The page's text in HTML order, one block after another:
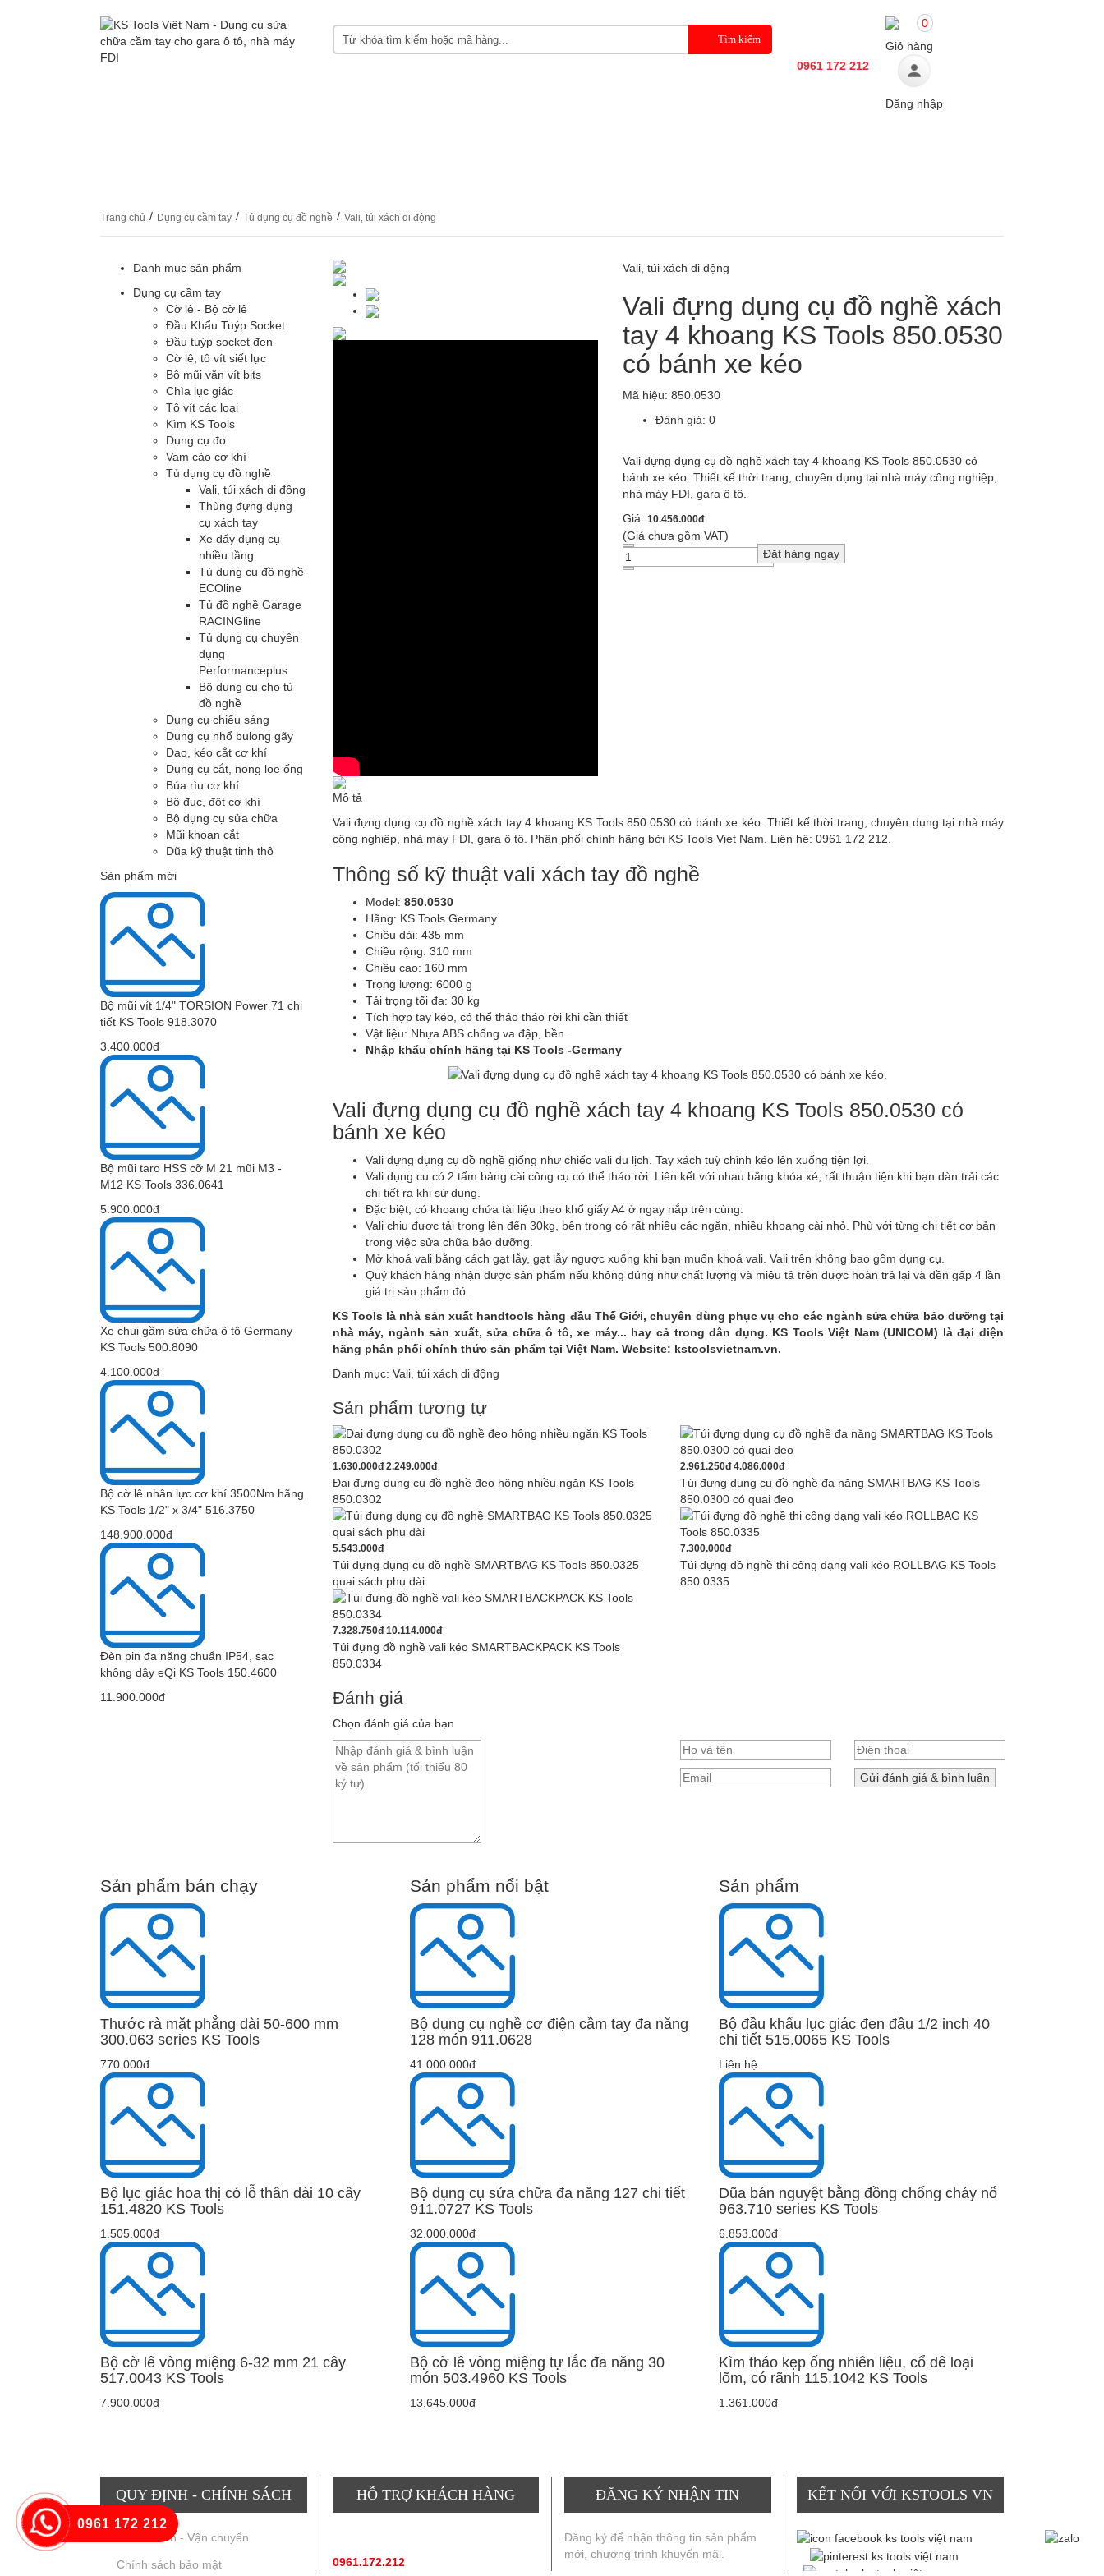
0961 172 212
0
Giỏ hàng
Đăng nhập
Trang chủ / Dụng cụ cầm tay / Tủ dụng cụ đồ nghề / Vali, túi xách di động
Danh mục sản phẩm
Dụng cụ cầm tay
Cờ lê - Bộ cờ lê
Đầu Khẩu Tuýp Socket
Đầu tuýp socket đen
Cờ lê, tô vít siết lực
Bộ mũi vặn vít bits
Chìa lục giác
Tô vít các loại
Kìm KS Tools
Dụng cụ đo
Vam cảo cơ khí
Tủ dụng cụ đồ nghề
Vali, túi xách di động
Thùng đựng dụng
cụ xách tay
Xe đẩy dụng cụ
nhiều tầng
Tủ dụng cụ đồ nghề
ECOline
Tủ đồ nghề Garage
RACINGline
Tủ dụng cụ chuyên
dụng
Performanceplus
Bộ dụng cụ cho tủ
đồ nghề
Dụng cụ chiếu sáng
Dụng cụ nhổ bulong gãy
Dao, kéo cắt cơ khí
Dụng cụ cắt, nong loe ống
Búa rìu cơ khí
Bộ đục, đột cơ khí
Bộ dụng cụ sửa chữa
Mũi khoan cắt
Dũa kỹ thuật tinh thô
Sản phẩm mới
Bộ mũi vít 1/4" TORSION Power 71 chi
tiết KS Tools 918.3070
3.400.000đ
Bộ mũi taro HSS cỡ M 21 mũi M3 -
M12 KS Tools 336.0641
5.900.000đ
Xe chui gầm sửa chữa ô tô Germany
KS Tools 500.8090
4.100.000đ
Bộ cờ lê nhân lực cơ khí 3500Nm hãng
KS Tools 1/2" x 3/4" 516.3750
148.900.000đ
Đèn pin đa năng chuẩn IP54, sạc
không dây eQi KS Tools 150.4600
11.900.000đ
Vali, túi xách di động
Vali đựng dụng cụ đồ nghề xách
tay 4 khoang KS Tools 850.0530
có bánh xe kéo
Mã hiệu: 850.0530
Đánh giá: 0
Vali đựng dụng cụ đồ nghề xách tay 4 khoang KS Tools 850.0530 có
bánh xe kéo. Thiết kế thời trang, chuyên dụng tại nhà máy công nghiệp,
nhà máy FDI, gara ô tô.
Giá: 10.456.000đ
(Giá chưa gồm VAT)
Mô tả
Vali đựng dụng cụ đồ nghề xách tay 4 khoang KS Tools 850.0530 có bánh xe kéo. Thiết kế thời trang, chuyên dụng tại nhà máy
công nghiệp, nhà máy FDI, gara ô tô. Phân phối chính hãng bởi KS Tools Viet Nam. Liên hệ: 0961 172 212.
Thông số kỹ thuật vali xách tay đồ nghề
Model: 850.0530
Hãng: KS Tools Germany
Chiều dài: 435 mm
Chiều rộng: 310 mm
Chiều cao: 160 mm
Trọng lượng: 6000 g
Tải trọng tối đa: 30 kg
Tích hợp tay kéo, có thể tháo tháo rời khi cần thiết
Vật liệu: Nhựa ABS chống va đập, bền.
Nhập khẩu chính hãng tại KS Tools -Germany
Vali đựng dụng cụ đồ nghề xách tay 4 khoang KS Tools 850.0530 có
bánh xe kéo
Vali đựng dụng cụ đồ nghề giống như chiếc vali du lịch. Tay xách tuỳ chỉnh kéo lên xuống tiện lợi.
Vali dụng cụ có 2 tấm bảng cài công cụ có thể tháo rời. Liên kết với nhau bằng khóa xé, rất thuận tiện khi bạn dàn trải các
chi tiết ra khi sử dụng.
Đặc biệt, có khoang chứa tài liệu theo khổ giấy A4 ở ngay nắp trên cùng.
Vali chịu được tải trọng lên đến 30kg, bên trong có rất nhiều các ngăn, nhiều khoang cài nhỏ. Phù với từng chi tiết cơ bản
trong việc sửa chữa bảo dưỡng.
Mở khoá vali bằng cách gạt lẫy, gạt lẫy ngược xuống khi bạn muốn khoá vali. Vali trên không bao gồm dụng cụ.
Quý khách hàng nhận được sản phẩm nếu không đúng như chất lượng và miêu tả trên được hoàn trả lại và đền gấp 4 lần
giá trị sản phẩm đó.
KS Tools là nhà sản xuất handtools hàng đầu Thế Giới, chuyên dùng phục vụ cho các ngành sửa chữa bảo dưỡng tại
nhà máy, ngành sản xuất, sửa chữa ô tô, xe máy... hay cả trong dân dụng. KS Tools Việt Nam (UNICOM) là đại diện
hãng phân phối chính thức sản phẩm tại Việt Nam. Website: kstoolsvietnam.vn.
Danh mục: Vali, túi xách di động
Sản phẩm tương tự
1.630.000đ2.249.000đ
Đai đựng dụng cụ đồ nghề đeo hông nhiều ngăn KS Tools
850.0302
2.961.250đ4.086.000đ
Túi đựng dụng cụ đồ nghề đa năng SMARTBAG KS Tools
850.0300 có quai đeo
5.543.000đ
Túi đựng dụng cụ đồ nghề SMARTBAG KS Tools 850.0325
quai sách phụ dài
7.300.000đ
Túi đựng đồ nghề thi công dạng vali kéo ROLLBAG KS Tools
850.0335
7.328.750đ10.114.000đ
Túi đựng đồ nghề vali kéo SMARTBACKPACK KS Tools
850.0334
Đánh giá
Chọn đánh giá của bạn
Sản phẩm bán chạy
Thước rà mặt phẳng dài 50-600 mm
300.063 series KS Tools
770.000đ
Bộ lục giác hoa thị có lỗ thân dài 10 cây
151.4820 KS Tools
1.505.000đ
Bộ cờ lê vòng miệng 6-32 mm 21 cây
517.0043 KS Tools
7.900.000đ
Sản phẩm nổi bật
Bộ dụng cụ nghề cơ điện cầm tay đa năng
128 món 911.0628
41.000.000đ
Bộ dụng cụ sửa chữa đa năng 127 chi tiết
911.0727 KS Tools
32.000.000đ
Bộ cờ lê vòng miệng tự lắc đa năng 30
món 503.4960 KS Tools
13.645.000đ
Sản phẩm
Bộ đầu khẩu lục giác đen đầu 1/2 inch 40
chi tiết 515.0065 KS Tools
Liên hệ
Dũa bán nguyệt bằng đồng chống cháy nổ
963.710 series KS Tools
6.853.000đ
Kìm tháo kẹp ống nhiên liệu, cổ dê loại
lõm, có rãnh 115.1042 KS Tools
1.361.000đ
QUY ĐỊNH - CHÍNH SÁCH
Thanh toán - Vận chuyển
Chính sách bảo mật
HỖ TRỢ KHÁCH HÀNG
0961.172.212
ĐĂNG KÝ NHẬN TIN
Đăng ký để nhận thông tin sản phẩm
mới, chương trình khuyến mãi.
KẾT NỐI VỚI KSTOOLS VN
0961 172 212